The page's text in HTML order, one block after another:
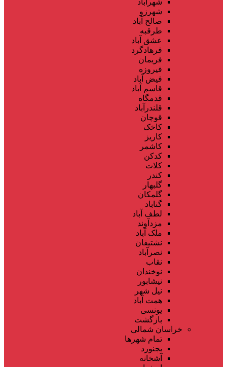
شهرزو
صالح آباد
طرقبه
عشق آباد
فرهادگرد
فریمان
فیروزه
فیض آباد
قاسم آباد
قدمگاه
قلندرآباد
قوچان
کاخک
کاریز
کاشمر
کدکن
کلات
کندر
گلبهار
گلمکان
گناباد
لطف آباد
مزدآوند
ملک آباد
نشتیفان
نصرآباد
نقاب
نوخندان
نیشابور
نیل شهر
همت آباد
یونسی
بازگشت
خراسان شمالی
تمام شهر‌ها
بجنورد
آشخانه